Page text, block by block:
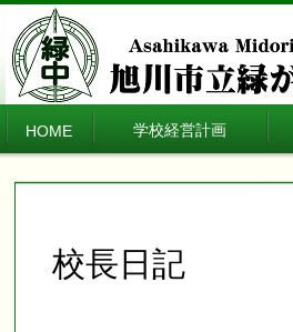
HOME 学校経営計画
校長日記